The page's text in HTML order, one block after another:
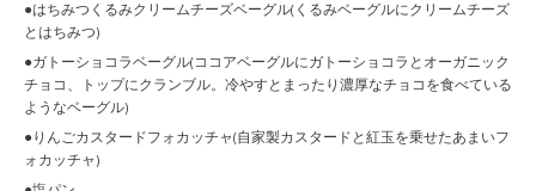
●はちみつくるみクリームチーズベーグル(くるみベーグルにクリームチーズ
とはちみつ)
●ガトーショコラベーグル(ココアベーグルにガトーショコラとオーガニック
チョコ、トップにクランブル。冷やすとまったり濃厚なチョコを食べている
ようなベーグル)
●りんごカスタードフォカッチャ(自家製カスタードと紅玉を乗せたあまいフ
ォカッチャ)